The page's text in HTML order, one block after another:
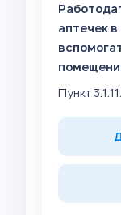
аптечек
Пункт